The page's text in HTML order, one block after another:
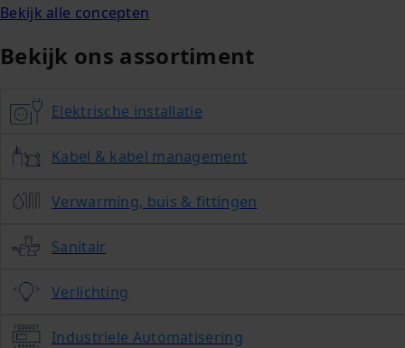
Bekijk alle concepten
Bekijk ons assortiment
Elektrische installatie
Kabel & kabel management
Verwarming, buis & fittingen
Sanitair
Verlichting
Industriele Automatisering